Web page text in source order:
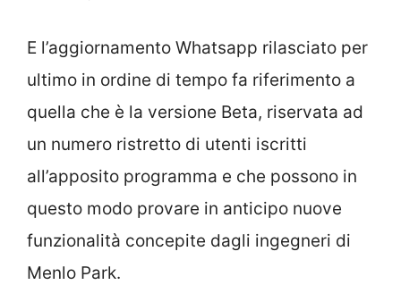
E l’aggiornamento Whatsapp rilasciato per
ultimo in ordine di tempo fa riferimento a
quella che è la versione Beta, riservata ad
un numero ristretto di utenti iscritti
all’apposito programma e che possono in
questo modo provare in anticipo nuove
funzionalità concepite dagli ingegneri di
Menlo Park.